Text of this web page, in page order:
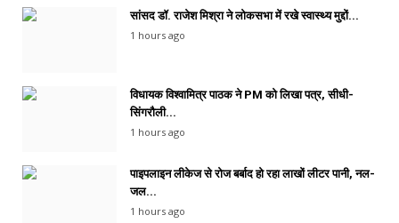
सांसद डॉ. राजेश मिश्रा ने लोकसभा में रखे स्वास्थ्य मुद्दों...
1 hours ago
विधायक विश्वामित्र पाठक ने PM को लिखा पत्र, सीधी-
सिंगरौली...
1 hours ago
पाइपलाइन लीकेज से रोज बर्बाद हो रहा लाखों लीटर पानी, नल-
जल...
1 hours ago